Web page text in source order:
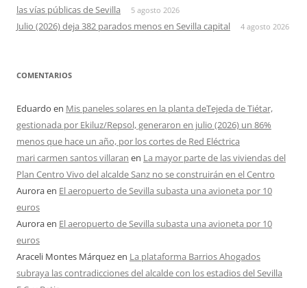
las vías públicas de Sevilla
5 agosto 2026
Julio (2026) deja 382 parados menos en Sevilla capital 4 agosto 2026
COMENTARIOS
Eduardo en Mis paneles solares en la planta deTejeda de Tiétar,
gestionada por Ekiluz/Repsol, generaron en julio (2026) un 86%
menos que hace un año, por los cortes de Red Eléctrica
mari carmen santos villaran en La mayor parte de las viviendas del
Plan Centro Vivo del alcalde Sanz no se construirán en el Centro
Auroraen El aeropuerto de Sevilla subasta una avioneta por 10
euros
Auroraen El aeropuerto de Sevilla subasta una avioneta por 10
euros
Araceli Montes Márquezen La plataforma Barrios Ahogados
subraya las contradicciones del alcalde con los estadios del Sevilla